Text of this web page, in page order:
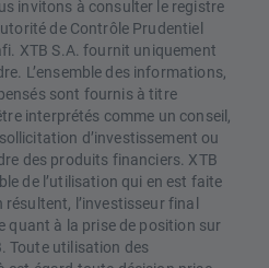
invitons à consulter le registre
de Contrôle Prudentiel
XTB S.A. fournit uniquement
L’ensemble des informations,
sont fournis à titre
interprétés comme un conseil,
d’investissement ou
des produits financiers. XTB
de l’utilisation qui en est faite
résultent, l’investisseur final
quant à la prise de position sur
Toute utilisation des